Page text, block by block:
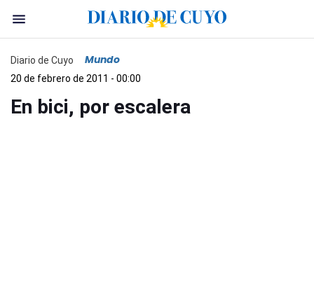
Diario de Cuyo Mundo
20 de febrero de 2011 - 00:00
En bici, por escalera